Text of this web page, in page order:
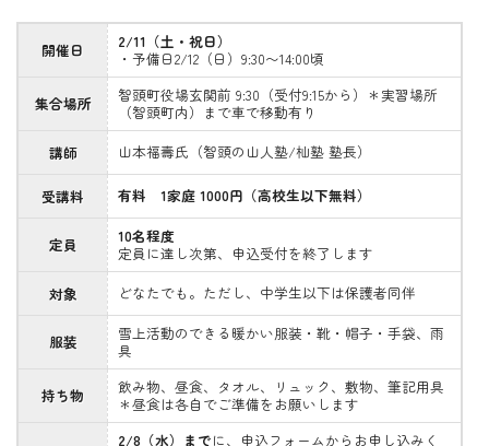
開催日
2/11（土・祝日）
・予備日2/12（日）9:30〜14:00頃
集合場所
智頭町役場玄関前 9:30（受付9:15から）＊実習場所
（智頭町内）まで車で移動有り
講師
山本福壽氏（智頭の山人塾/杣塾 塾長）
受講料 有料 1家庭 1000円（高校生以下無料）
定員
10名程度
定員に達し次第、申込受付を終了します
対象
どなたでも。ただし、中学生以下は保護者同伴
服装
雪上活動のできる暖かい服装・靴・帽子・手袋、雨
具
持ち物
飲み物、昼食、タオル、リュック、敷物、筆記用具
＊昼食は各自でご準備をお願いします
2/8（水）までに、 申込フォームからお申し込みく